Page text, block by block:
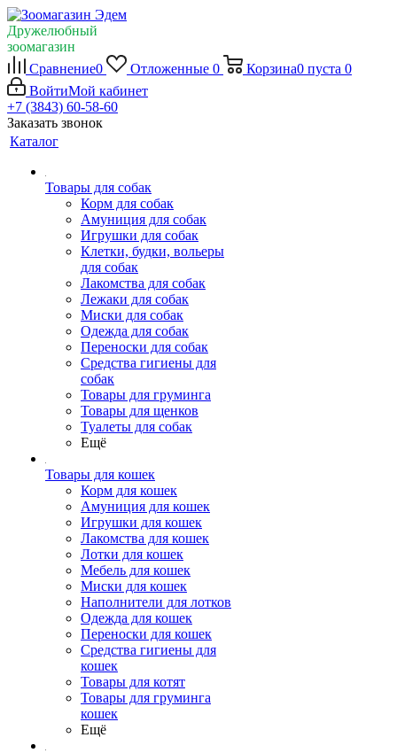
Дружелюбный
зоомагазин
Сравнение0 Отложенные 0 Корзина0 пуста 0
ВойтиМой кабинет
+7 (3843) 60-58-60
Заказать звонок
Каталог
Товары для собак
Корм для собак
Амуниция для собак
Игрушки для собак
Клетки, будки, вольеры
для собак
Лакомства для собак
Лежаки для собак
Миски для собак
Одежда для собак
Переноски для собак
Средства гигиены для
собак
Товары для груминга
Товары для щенков
Туалеты для собак
Ещё
Товары для кошек
Корм для кошек
Амуниция для кошек
Игрушки для кошек
Лакомства для кошек
Лотки для кошек
Мебель для кошек
Миски для кошек
Наполнители для лотков
Одежда для кошек
Переноски для кошек
Средства гигиены для
кошек
Товары для котят
Товары для груминга
кошек
Ещё